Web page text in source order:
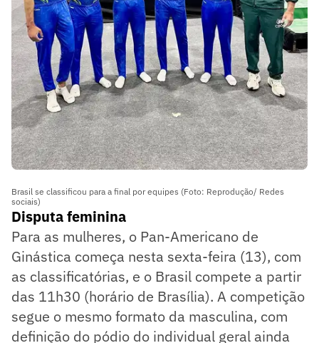
Brasil se classificou para a final por equipes (Foto: Reprodução/ Redes
sociais)
Disputa feminina
Para as mulheres, o Pan-Americano de
Ginástica começa nesta sexta-feira (13), com
as classificatórias, e o Brasil compete a partir
das 11h30 (horário de Brasília). A competição
segue o mesmo formato da masculina, com
definição do pódio do individual geral ainda